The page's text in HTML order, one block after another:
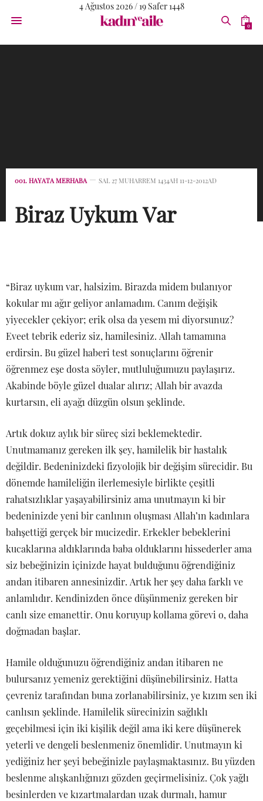
4 Ağustos 2026 / 19 Safer 1448
0
001. HAYATA MERHABA SAL 27 MUHARREM 1434AH 11-12-2012AD
Biraz Uykum Var
“Biraz uykum var, halsizim. Birazda midem bulanıyor
kokular mı ağır geliyor anlamadım. Canım değişik
yiyecekler çekiyor; erik olsa da yesem mi diyorsunuz?
Eveet tebrik ederiz siz, hamilesiniz. Allah tamamına
erdirsin. Bu güzel haberi test sonuçlarını öğrenir
öğrenmez eşe dosta söyler, mutluluğumuzu paylaşırız.
Akabinde böyle güzel dualar alırız; Allah bir avazda
kurtarsın, eli ayağı düzgün olsun şeklinde.
Artık dokuz aylık bir süreç sizi beklemektedir.
Unutmamanız gereken ilk şey, hamilelik bir hastalık
değildir. Bedeninizdeki fizyolojik bir değişim sürecidir. Bu
dönemde hamileliğin ilerlemesiyle birlikte çeşitli
rahatsızlıklar yaşayabilirsiniz ama unutmayın ki bir
bedeninizde yeni bir canlının oluşması Allah’ın kadınlara
bahşettiği gerçek bir mucizedir. Erkekler bebeklerini
kucaklarına aldıklarında baba olduklarını hissederler ama
siz bebeğinizin içinizde hayat bulduğunu öğrendiğiniz
andan itibaren annesinizdir. Artık her şey daha farklı ve
anlamlıdır. Kendinizden önce düşünmeniz gereken bir
canlı size emanettir. Onu koruyup kollama görevi o, daha
doğmadan başlar.
Hamile olduğunuzu öğrendiğiniz andan itibaren ne
bulursanız yemeniz gerektiğini düşünebilirsiniz. Hatta
çevreniz tarafından buna zorlanabilirsiniz, ye kızım sen iki
canlısın şeklinde. Hamilelik sürecinizin sağlıklı
geçebilmesi için iki kişilik değil ama iki kere düşünerek
yeterli ve dengeli beslenmeniz önemlidir. Unutmayın ki
yediğiniz her şeyi bebeğinizle paylaşmaktasınız. Bu yüzden
beslenme alışkanlığınızı gözden geçirmelisiniz. Çok yağlı
besinlerden ve kızartmalardan uzak durmalı, hamur